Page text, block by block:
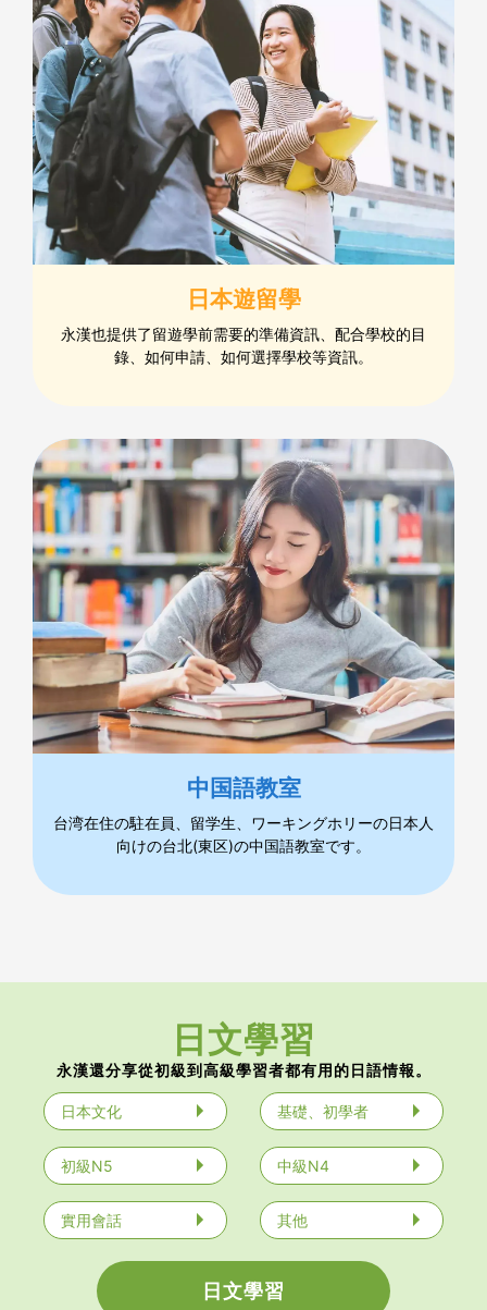
日本遊留學
永漢也提供了留遊學前需要的準備資訊、配合學校的目
錄、如何申請、如何選擇學校等資訊。
中国語教室
台湾在住の駐在員、留学生、ワーキングホリーの日本人
向けの台北(東区)の中国語教室です。
日文學習
永漢還分享從初級到高級學習者都有用的日語情報。
日本文化 基礎、初學者
初級N5 中級N4
實用會話 其他
日文學習